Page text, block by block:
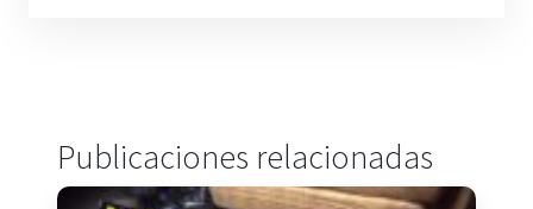
Publicaciones relacionadas